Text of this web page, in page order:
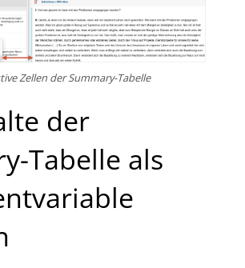
Zellen der Summary-Tabelle
der
Tabelle als